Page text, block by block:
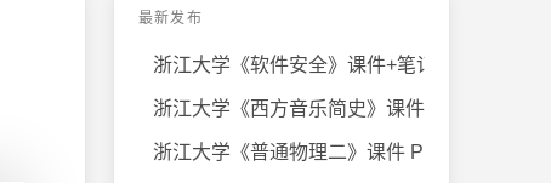
最新发布
浙江大学《软件安全》课件+笔记
浙江大学《西方音乐简史》课件+笔
浙江大学《普通物理二》课件 PPT